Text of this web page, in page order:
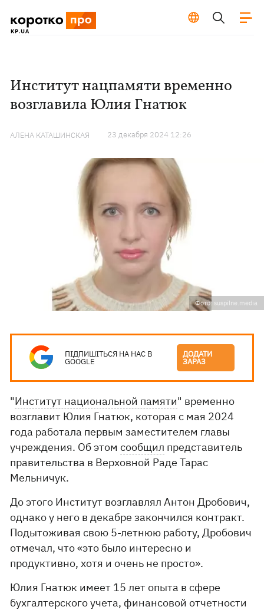
Институт нацпамяти временно
возглавила Юлия Гнатюк
АЛЕНА КАТАШИНСКАЯ 23 декабря 2024 12:26
Фото: suspilne.media
ПІДПИШІТЬСЯ НА НАС В
GOOGLE
ДОДАТИ
ЗАРАЗ
"Институт национальной памяти" временно
возглавит Юлия Гнатюк, которая с мая 2024
года работала первым заместителем главы
учреждения. Об этомсообщил представитель
правительства в Верховной Раде Тарас
Мельничук.
До этого Институт возглавлял Антон Дробович,
однако у него в декабре закончился контракт.
Подытоживая свою 5-летнюю работу, Дробович
отмечал, что «это было интересно и
продуктивно, хотя и очень не просто».
Юлия Гнатюк имеет 15 лет опыта в сфере
бухгалтерского учета, финансовой отчетности